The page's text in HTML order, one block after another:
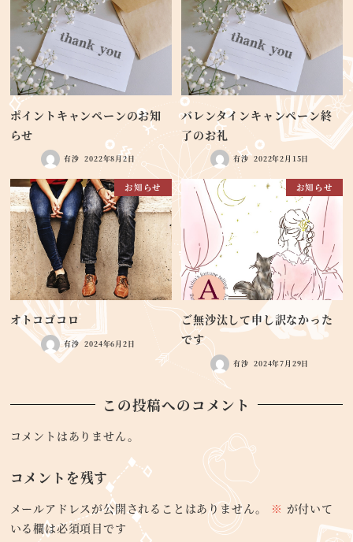
ポイントキャンペーンのお知
らせ
有沙 2022年8月2日
バレンタインキャンペーン終
了のお礼
有沙 2022年2月15日
お知らせ
オトコゴコロ
有沙 2024年6月2日
お知らせ
ご無沙汰して申し訳なかった
です
有沙 2024年7月29日
この投稿へのコメント
コメントはありません。
コメントを残す
メールアドレスが公開されることはありません。 ※ が付いて
いる欄は必須項目です